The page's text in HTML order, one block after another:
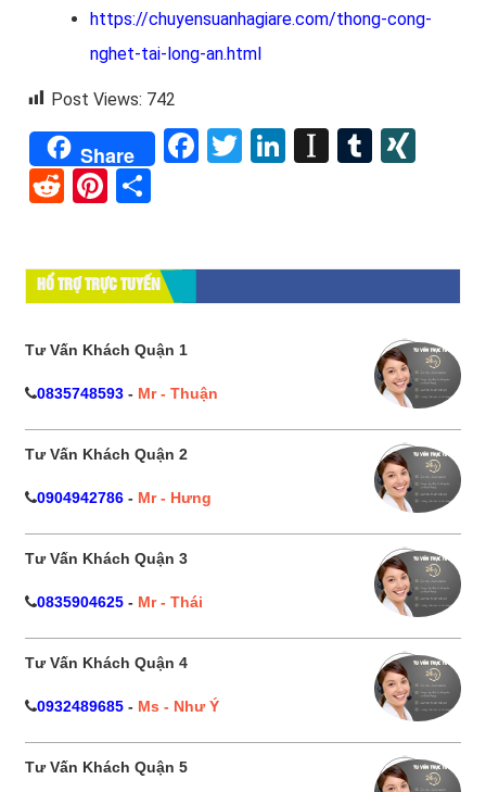
https://chuyensuanhagiare.com/thong-cong-
nghet-tai-long-an.html
Post Views: 742
Share Facebook
TwitterLinkedInTumblr
RedditPinterest
HỔ TRỢ TRỰC TUYẾN
Tư Vấn Khách Quận 1
0835748593 - Mr - Thuận
Tư Vấn Khách Quận 2
0904942786 - Mr - Hưng
Tư Vấn Khách Quận 3
0835904625 - Mr - Thái
Tư Vấn Khách Quận 4
0932489685 - Ms - Như Ý
Tư Vấn Khách Quận 5